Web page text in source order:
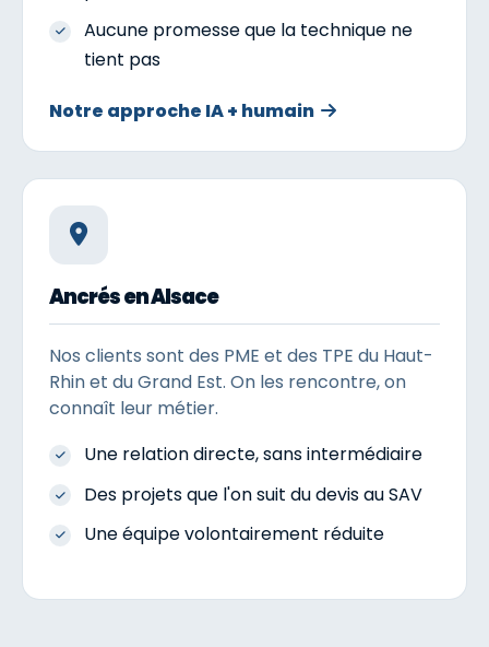
Aucune promesse que la technique ne
tient pas
Notre approche IA + humain
Ancrés en Alsace
Nos clients sont des PME et des TPE du Haut-
Rhin et du Grand Est. On les rencontre, on
connaît leur métier.
Une relation directe, sans intermédiaire
Des projets que l'on suit du devis au SAV
Une équipe volontairement réduite